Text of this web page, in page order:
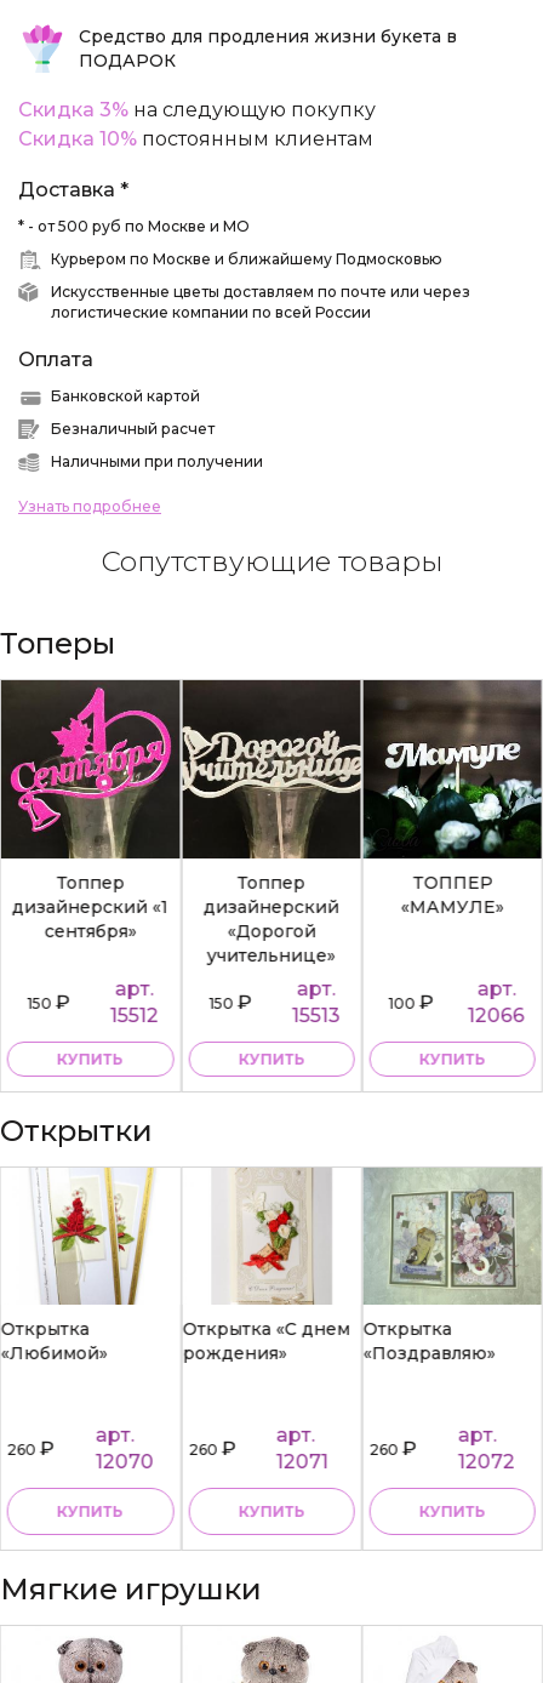
Средство для продления жизни букета в
ПОДАРОК
Скидка 3% на следующую покупку
Скидка 10% постоянным клиентам
Доставка *
* - от 500 руб по Москве и МО
Курьером по Москве и ближайшему Подмосковью
Искусственные цветы доставляем по почте или через
логистические компании по всей России
Оплата
Банковской картой
Безналичный расчет
Наличными при получении
Узнать подробнее
Сопутствующие товары
Топеры
Топпер
дизайнерский «1
сентября»
150₽
арт.
15512
КУПИТЬ
Топпер
дизайнерский
«Дорогой
учительнице»
150₽
арт.
15513
КУПИТЬ
ТОППЕР
«МАМУЛЕ»
100₽
арт.
12066
КУПИТЬ
Открытки
Открытка
«Любимой»
260₽
арт.
12070
КУПИТЬ
Открытка «С днем
рождения»
260₽
арт.
12071
КУПИТЬ
Открытка
«Поздравляю»
260₽
арт.
12072
КУПИТЬ
Мягкие игрушки